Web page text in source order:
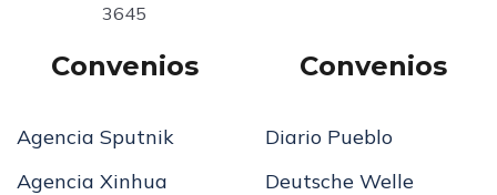
3645
Convenios
Agencia Sputnik
Agencia Xinhua
Convenios
Diario Pueblo
Deutsche Welle